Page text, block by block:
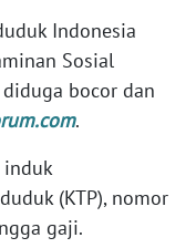
Indonesia
Sosial
diduga bocor dan
.
induk
(KTP), nomor
gaji.